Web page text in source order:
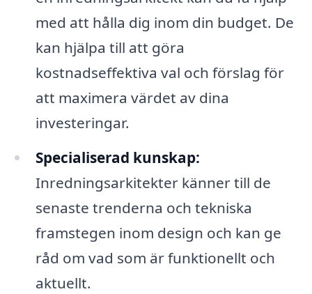
med att hålla dig inom din budget. De
kan hjälpa till att göra
kostnadseffektiva val och förslag för
att maximera värdet av dina
investeringar.
Specialiserad kunskap:
Inredningsarkitekter känner till de
senaste trenderna och tekniska
framstegen inom design och kan ge
råd om vad som är funktionellt och
aktuellt.